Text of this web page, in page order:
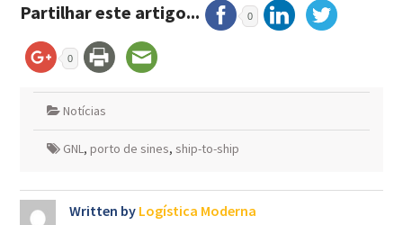
Partilhar este artigo... 0
0
Notícias
GNL, porto de sines, ship-to-ship
Written by Logística Moderna